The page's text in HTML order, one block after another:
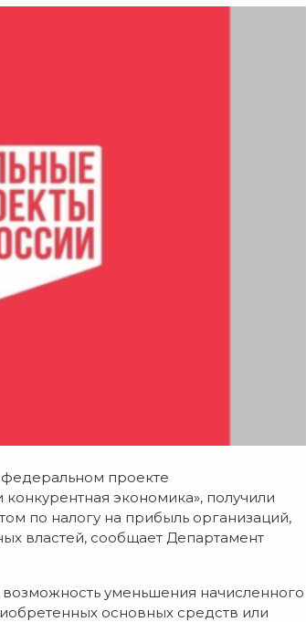
проекте
экономика», получили
по налогу на прибыль организаций,
властей, сообщает Департамент
уменьшения начисленного
основных средств или